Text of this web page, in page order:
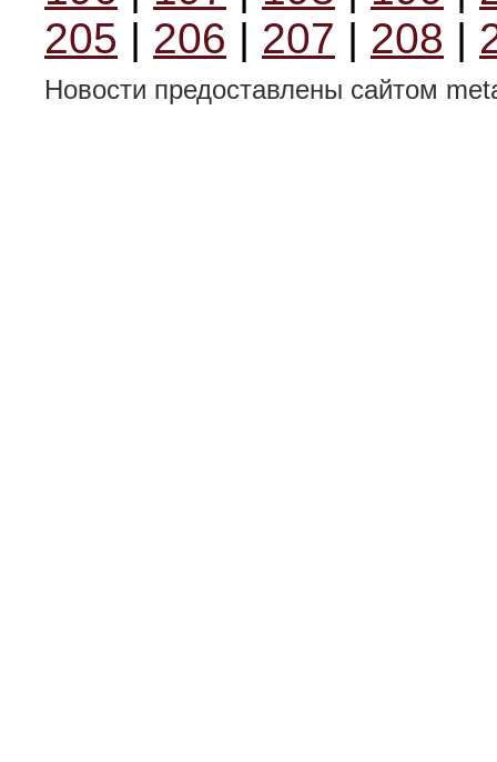
205 | 206 | 207 | 208 |
Новости предоставлены сайтом